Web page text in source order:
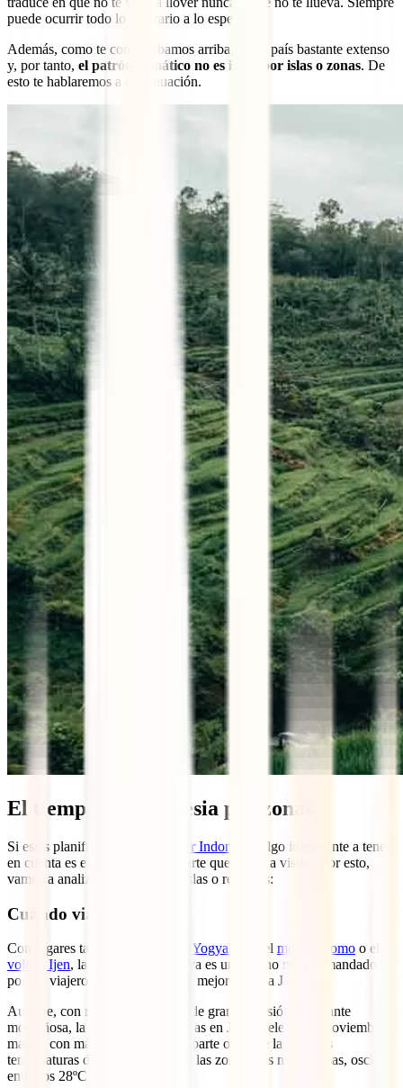
puede ocurrir todo lo contrario a lo esperado.
Además, como te comentábamos arriba, es un país bastante extenso
y, por tanto, el patrón climático no es igual por islas o zonas. De
esto te hablaremos a continuación.
El tiempo en Indonesia por zonas
Si estás planificando una ruta por Indonesia
, algo interesante a tener
en cuenta es el clima según la parte que vayas a visitar. Por esto,
vamos a analizar qué tal según islas o regiones:
Cuándo viajar a Java
Con lugares tan increíbles como Yogyakarta , el monte Bromo o el
volcán Ijen, la enorme isla de Java es un destino muy demandado
por los viajeros. ¿Pero cuándo es mejor viajar a Java?
Aunque, con matices, ya que es de gran extensión y bastante
montañosa, la temporada de lluvias en Java suele ser de noviembre a
marzo, con más intensidad en la parte oeste de la isla. Las
temperaturas diurnas, excepto en las zonas más montañosas, oscilan
entre los 28ºC y los 30ºC.